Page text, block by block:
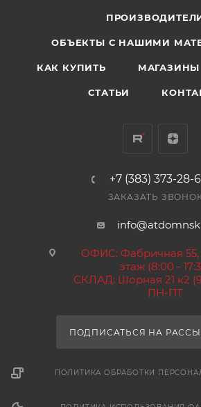
ОБЪЕКТЫ С НАШИМИ
КАК КУПИТЬ МАГАЗИНЫ
СТАТЬИ
+7 (383) 373-28-
ЗАКАЗАТЬ
ОФИС: Фабричная 55,
этаж (8:00 -
СКЛАД: Шорная 21 к2
ПН-ПТ
ПОДПИСАТЬСЯ НА
ПОЛИТИКА ОБРАБОТКИ